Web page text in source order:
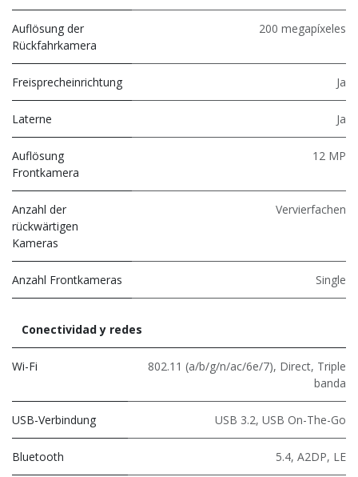
Auflösung der
Rückfahrkamera
200 megapíxeles
Freisprecheinrichtung Ja
Laterne Ja
Auflösung
Frontkamera
12 MP
Anzahl der
rückwärtigen
Kameras
Vervierfachen
Anzahl Frontkameras Single
Conectividad y redes
Wi-Fi 802.11 (a/b/g/n/ac/6e/7), Direct, Triple
banda
USB-Verbindung USB 3.2, USB On-The-Go
Bluetooth 5.4, A2DP, LE